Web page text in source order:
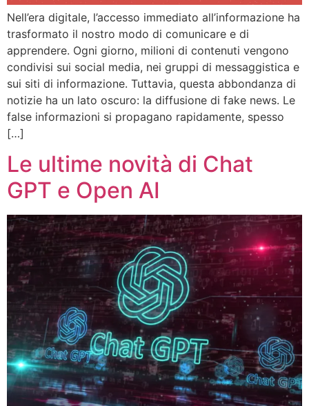
Nell’era digitale, l’accesso immediato all’informazione ha
trasformato il nostro modo di comunicare e di
apprendere. Ogni giorno, milioni di contenuti vengono
condivisi sui social media, nei gruppi di messaggistica e
sui siti di informazione. Tuttavia, questa abbondanza di
notizie ha un lato oscuro: la diffusione di fake news. Le
false informazioni si propagano rapidamente, spesso
[…]
Le ultime novità di Chat
GPT e Open AI